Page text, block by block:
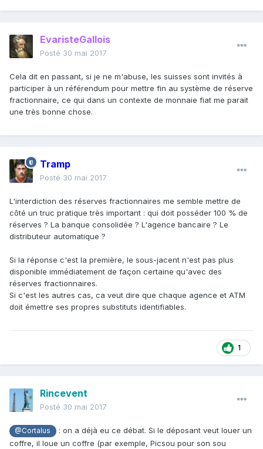
EvaristeGallois
Posté 30 mai 2017
Cela dit en passant, si je ne m'abuse, les suisses sont invités à
participer à un référendum pour mettre fin au système de réserve
fractionnaire, ce qui dans un contexte de monnaie fiat me parait
une très bonne chose.
Tramp
Posté 30 mai 2017
L'interdiction des réserves fractionnaires me semble mettre de
côté un truc pratique très important : qui doit posséder 100 % de
réserves ? La banque consolidée ? L'agence bancaire ? Le
distributeur automatique ?
Si la réponse c'est la première, le sous-jacent n'est pas plus
disponible immédiatement de façon certaine qu'avec des
réserves fractionnaires.
Si c'est les autres cas, ca veut dire que chaque agence et ATM
doit émettre ses propres substituts identifiables.
1
Rincevent
Posté 30 mai 2017
@Cortalus
: on a déjà eu ce débat. Si le déposant veut louer un
coffre, il loue un coffre (par exemple, Picsou pour son sou